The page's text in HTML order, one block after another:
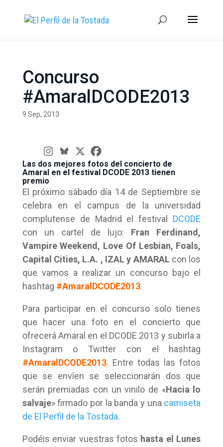
Concurso
#AmaralDCODE2013
9 Sep, 2013
Las dos mejores fotos del concierto de
Amaral en el festival DCODE 2013 tienen
premio
El próximo sábado día 14 de Septiembre se
celebra en el campus de la universidad
complutense de Madrid el festival DCODE
con un cartel de lujo: Fran Ferdinand,
Vampire Weekend, Love Of Lesbian, Foals,
Capital Cities, L.A. , IZAL y AMARAL con los
que vamos a realizar un concurso bajo el
hashtag #AmaralDCODE2013.
Para participar en el concurso solo tienes
que hacer una foto en el concierto que
ofrecerá Amaral en el DCODE 2013 y subirla a
Instagram o Twitter con el hashtag
#AmaralDCODE2013. Entre todas las fotos
que se envíen se seleccionarán dos que
serán premiadas con un vinilo de «Hacia lo
salvaje» firmado por la banda y una camiseta
de El Perfil de la Tostada.
Podéis enviar vuestras fotos hasta el Lunes